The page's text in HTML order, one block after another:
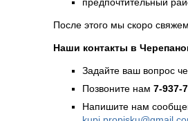
После этого мы скоро
Наши контакты в
Задайте ваш вопрос
Позвоните нам 7-937-
Напишите нам